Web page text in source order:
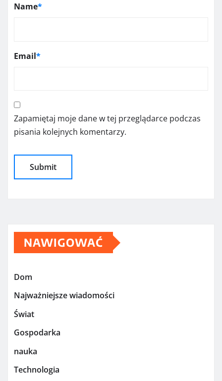
Name*
Email*
Zapamiętaj moje dane w tej przeglądarce podczas
pisania kolejnych komentarzy.
NAWIGOWAĆ
Dom
Najważniejsze wiadomości
Świat
Gospodarka
nauka
Technologia